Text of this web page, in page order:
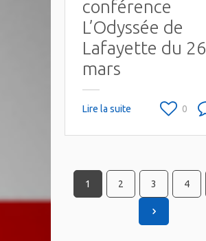
conférence
L’Odyssée de
Lafayette du 26
mars
Lire la suite 0
1 2 3 4